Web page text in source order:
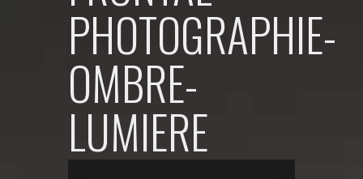
PHOTOGRAPHIE-
OMBRE-
LUMIERE